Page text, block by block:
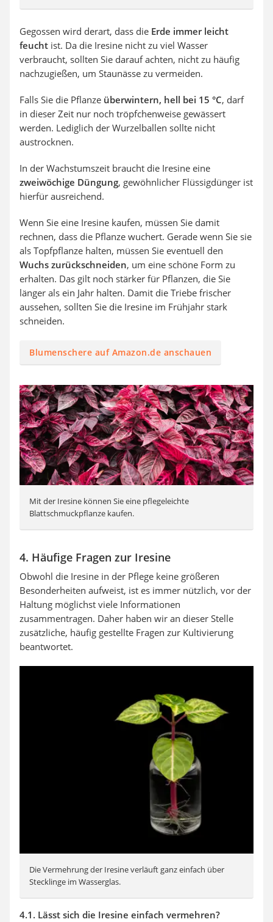
Gegossen wird derart, dass die Erde immer leicht
feucht ist. Da die Iresine nicht zu viel Wasser
verbraucht, sollten Sie darauf achten, nicht zu häufig
nachzugießen, um Staunässe zu vermeiden.
Falls Sie die Pflanze überwintern, hell bei 15 °C, darf
in dieser Zeit nur noch tröpfchenweise gewässert
werden. Lediglich der Wurzelballen sollte nicht
austrocknen.
In der Wachstumszeit braucht die Iresine eine
zweiwöchige Düngung, gewöhnlicher Flüssigdünger ist
hierfür ausreichend.
Wenn Sie eine Iresine kaufen, müssen Sie damit
rechnen, dass die Pflanze wuchert. Gerade wenn Sie sie
als Topfpflanze halten, müssen Sie eventuell den
Wuchs zurückschneiden, um eine schöne Form zu
erhalten. Das gilt noch stärker für Pflanzen, die Sie
länger als ein Jahr halten. Damit die Triebe frischer
aussehen, sollten Sie die Iresine im Frühjahr stark
schneiden.
Blumenschere auf Amazon.de anschauen
Mit der Iresine können Sie eine pflegeleichte
Blattschmuckpflanze kaufen.
4. Häufige Fragen zur Iresine
Obwohl die Iresine in der Pflege keine größeren
Besonderheiten aufweist, ist es immer nützlich, vor der
Haltung möglichst viele Informationen
zusammentragen. Daher haben wir an dieser Stelle
zusätzliche, häufig gestellte Fragen zur Kultivierung
beantwortet.
Die Vermehrung der Iresine verläuft ganz einfach über
Stecklinge im Wasserglas.
4.1. Lässt sich die Iresine einfach vermehren?